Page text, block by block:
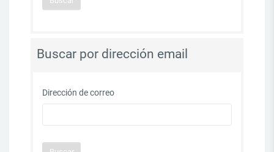
Buscar por dirección email
Dirección de correo